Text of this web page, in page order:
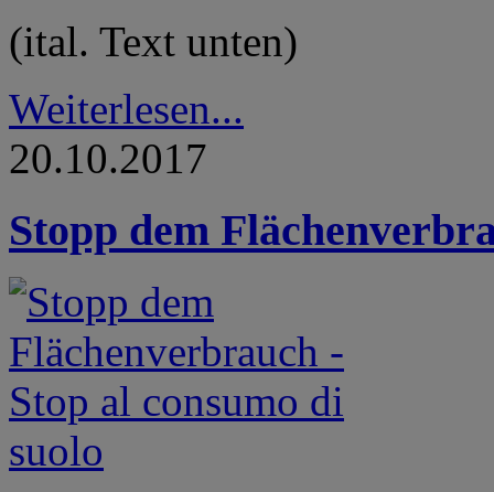
(ital. Text unten)
Weiterlesen...
20.10.2017
Stopp dem